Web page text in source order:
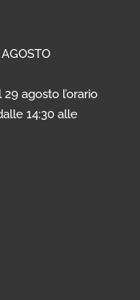
agosto l’orario
14:30 alle